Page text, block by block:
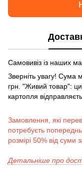
Самовивіз із наших
Зверніть увагу! Сума
грн. "Живий товар":
картопля
Замовлення, які
потребуєть
розмірі 50% від суми
Детальніше про